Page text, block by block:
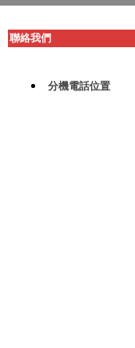
聯絡我們
分機電話位置